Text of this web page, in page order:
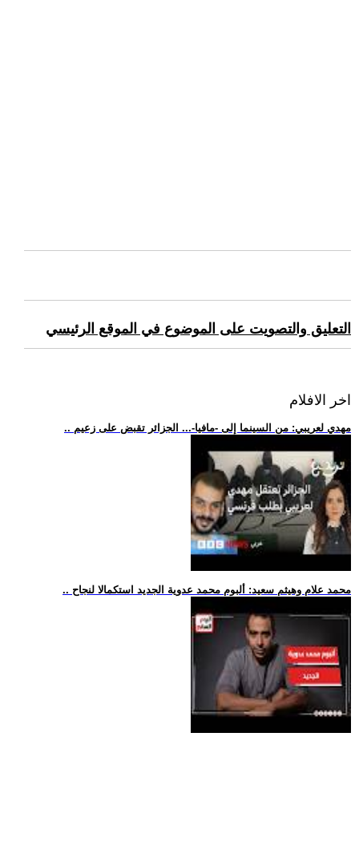
التعليق والتصويت على الموضوع في الموقع الرئيسي
اخر الافلام
.. مهدي لعريبي: من السينما إلى -مافيا-... الجزائر تقبض على زعيم
.. محمد علام وهيثم سعيد: ألبوم محمد عدوية الجديد استكمالا لنجاح